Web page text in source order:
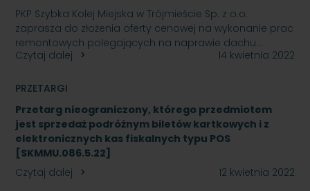
PKP Szybka Kolej Miejska w Trójmieście Sp. z o.o.
zaprasza do złożenia oferty cenowej na wykonanie prac
remontowych polegających na naprawie dachu…
Czytaj dalej
14 kwietnia 2022
PRZETARGI
Przetarg nieograniczony, którego przedmiotem
jest sprzedaż podróżnym biletów kartkowych i z
elektronicznych kas fiskalnych typu POS
[SKMMU.086.5.22]
Czytaj dalej
12 kwietnia 2022